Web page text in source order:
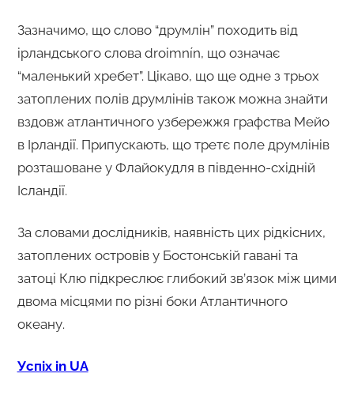
Зазначимо, що слово “друмлін” походить від
ірландського слова droimnín, що означає
“маленький хребет”. Цікаво, що ще одне з трьох
затоплених полів друмлінів також можна знайти
вздовж атлантичного узбережжя графства Мейо
в Ірландії. Припускають, що третє поле друмлінів
розташоване у Флайокудля в південно-східній
Ісландії.
За словами дослідників, наявність цих рідкісних,
затоплених островів у Бостонській гавані та
затоці Клю підкреслює глибокий зв’язок між цими
двома місцями по різні боки Атлантичного
океану.
Успіх in UA